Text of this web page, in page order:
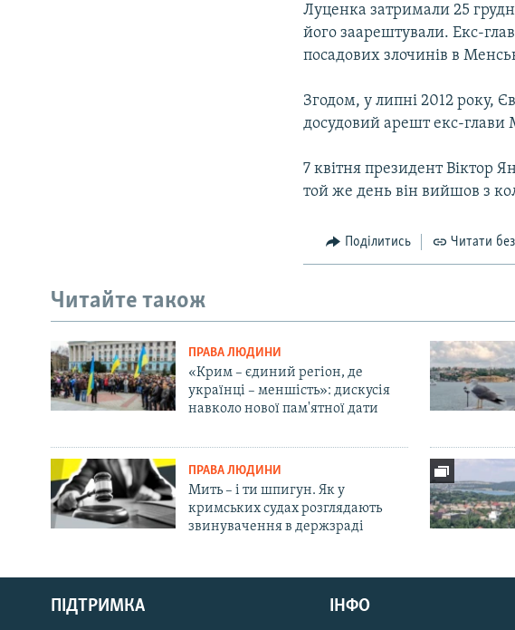
Русский
Qırımtatar
Луценка затримали 25
його заарештували. Екс-
посадових злочинів в
Згодом, у липні 2012 року,
досудовий арешт екс-
7 квітня президент Віктор
той же день він вийшов з
Поділитись Читати
Читайте також
ПРАВА ЛЮДИНИ
«Крим – єдиний регіон, де
українці – меншість»: дискусія
навколо нової пам'ятної дати
ПРАВА ЛЮДИНИ
Мить – і ти шпигун. Як у
кримських судах розглядають
звинувачення в держзраді
ПІДТРИМКА ІНФО